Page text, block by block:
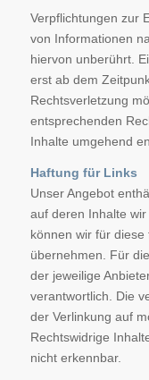
Verpflichtungen zur
von Informationen
hiervon unberührt.
erst ab dem
Rechtsverletzung
entsprechenden
Inhalte umgehend
Haftung für Links
Unser Angebot
auf deren Inhalte
können wir für
übernehmen. Für
der jeweilige
verantwortlich. Die
der Verlinkung auf
Rechtswidrige
nicht erkennbar.